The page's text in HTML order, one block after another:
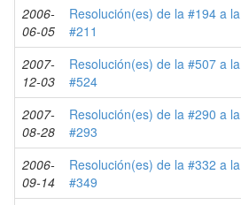
2006-
06-05
Resolución(es) de la #194 a la
#211
2007-
12-03
Resolución(es) de la #507 a la
#524
2007-
08-28
Resolución(es) de la #290 a la
#293
2006-
09-14
Resolución(es) de la #332 a la
#349